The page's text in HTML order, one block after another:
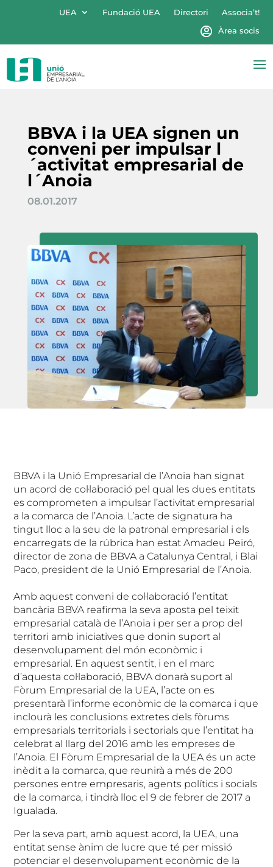
UEA Fundació UEA Directori
Associa’t!
Àrea socis
BBVA i la UEA signen un
conveni per impulsar l
´activitat empresarial de
l´Anoia
08.01.2017
BBVA i la Unió Empresarial de l’Anoia han signat
un acord de col·laboració pel qual les dues entitats
es comprometen a impulsar l’activitat empresarial
a la comarca de l’Anoia. L’acte de signatura ha
tingut lloc a la seu de la patronal empresarial i els
encarregats de la rúbrica han estat Amadeu Peiró,
director de zona de BBVA a Catalunya Central, i Blai
Paco, president de la Unió Empresarial de l’Anoia.
Amb aquest conveni de col·laboració l’entitat
bancària BBVA reafirma la seva aposta pel teixit
empresarial català de l’Anoia i per ser a prop del
territori amb iniciatives que donin suport al
desenvolupament del món econòmic i
empresarial. En aquest sentit, i en el marc
d’aquesta col·laboració, BBVA donarà suport al
Fòrum Empresarial de la UEA, l’acte on es
presentarà l’informe econòmic de la comarca i que
inclourà les conclusions extretes dels fòrums
empresarials territorials i sectorials que l’entitat ha
celebrat al llarg del 2016 amb les empreses de
l’Anoia. El Fòrum Empresarial de la UEA és un acte
inèdit a la comarca, que reunirà a més de 200
persones entre empresaris, agents polítics i socials
de la comarca, i tindrà lloc el 9 de febrer de 2017 a
Igualada.
Per la seva part, amb aquest acord, la UEA, una
entitat sense ànim de lucre que té per missió
potenciar el desenvolupament econòmic de la